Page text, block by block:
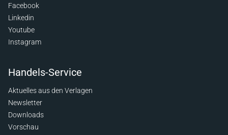
Facebook
Linkedin
Youtube
Instagram
Handels-Service
Aktuelles aus den Verlagen
Newsletter
Downloads
Vorschau